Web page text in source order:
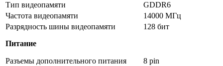
Тип видеопамяти
GDDR6
Частота видеопамяти
14000 МГц
Разрядность шины видеопамяти
128 бит
Питание
Разъемы дополнительного питания
8 pin